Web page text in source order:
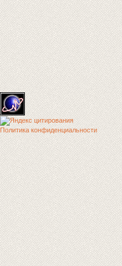
Политика конфиденциальности